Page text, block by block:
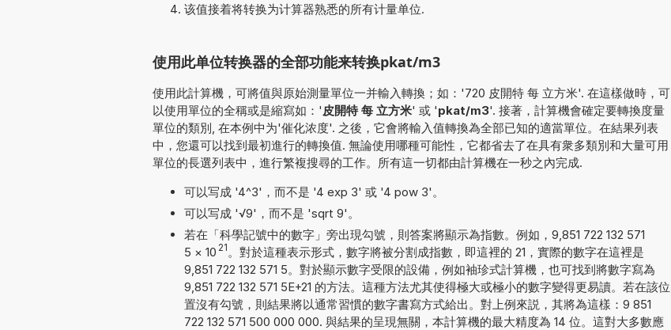
该值接着将转换为计算器熟悉的所有计量单位.
使用此单位转换器的全部功能来转换pkat/m3
使用此計算機，可將值與原始測量單位一并輸入轉換；如：'720 皮開特 每 立方米'. 在這樣做時，可
以使用單位的全稱或是縮寫如：' 皮開特 每 立方米' 或 'pkat/m3'. 接著，計算機會確定要轉換度量
單位的類別, 在本例中为'催化浓度'. 之後，它會將輸入值轉換為全部已知的適當單位。在結果列表
中，您還可以找到最初進行的轉換值. 無論使用哪種可能性，它都省去了在具有衆多類別和大量可用
單位的長選列表中，進行繁複搜尋的工作。所有這一切都由計算機在一秒之內完成.
可以写成 '4^3'，而不是 '4 exp 3' 或 '4 pow 3'。
可以写成 '√9'，而不是 'sqrt 9'。
若在「科學記號中的數字」旁出現勾號，則答案將顯示為指數。例如，9,851 722 132 571
5 × 10 21 。對於這種表示形式，數字將被分割成指數，即這裡的 21，實際的數字在這裡是
9,851 722 132 571 5。對於顯示數字受限的設備，例如袖珍式計算機，也可找到將數字寫為
9,851 722 132 571 5E+21 的方法。這種方法尤其使得極大或極小的數字變得更易讀。若在該位
置沒有勾號，則結果將以通常習慣的數字書寫方式給出。對上例來説，其將為這樣：9 851
722 132 571 500 000 000. 與結果的呈現無關，本計算機的最大精度為 14 位。這對大多數應